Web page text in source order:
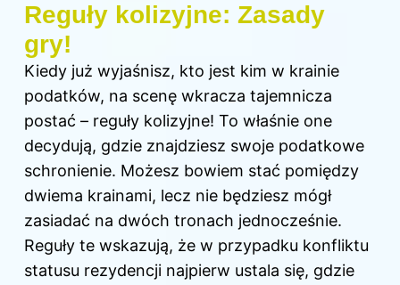
Reguły kolizyjne: Zasady
gry!
Kiedy już wyjaśnisz, kto jest kim w krainie
podatków, na scenę wkracza tajemnicza
postać – reguły kolizyjne! To właśnie one
decydują, gdzie znajdziesz swoje podatkowe
schronienie. Możesz bowiem stać pomiędzy
dwiema krainami, lecz nie będziesz mógł
zasiadać na dwóch tronach jednocześnie.
Reguły te wskazują, że w przypadku konfliktu
statusu rezydencji najpierw ustala się, gdzie